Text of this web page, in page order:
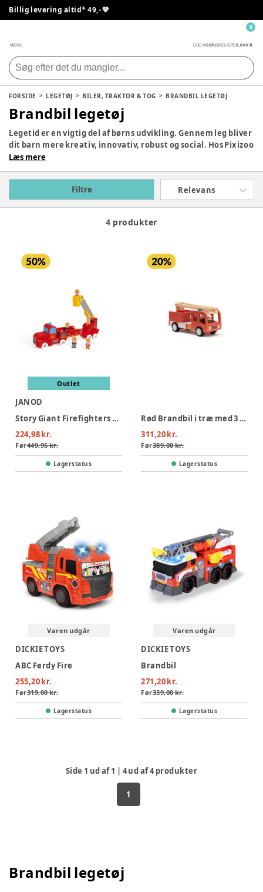
Billig levering altid* 49,- 💙
MENU LOG INDØNSKELISTE0,00 KR.
0
FORSIDE LEGETØJ BILER, TRAKTOR & TOG BRANDBIL LEGETØJ
Brandbil legetøj
Legetid er en vigtig del af børns udvikling. Gennem leg bliver
dit barn mere kreativ, innovativ, robust og social. Hos Pixizoo
har vi samlet det bedste legetøj til både babyer og børn.
barn her.
Læs mere
Filtre Relevans
4 produkter
Outlet
JANOD
Story Giant Firefighters Truck
224,98 kr.
Før449,95 kr.
Lagerstatus
Rød Brandbil i træ med 3 brandmænd
311,20 kr.
Før389,00 kr.
Lagerstatus
Varen udgår
DICKIE TOYS
ABC Ferdy Fire
255,20 kr.
Før319,00 kr.
Lagerstatus
Varen udgår
DICKIE TOYS
Brandbil
271,20 kr.
Før339,00 kr.
Lagerstatus
Side 1 ud af1 | 4ud af4produkter
1
Brandbil legetøj